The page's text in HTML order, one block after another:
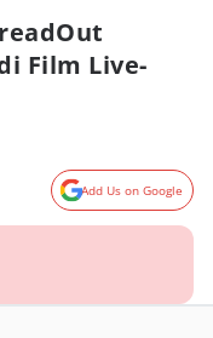
Film Live-
Add Us on Google